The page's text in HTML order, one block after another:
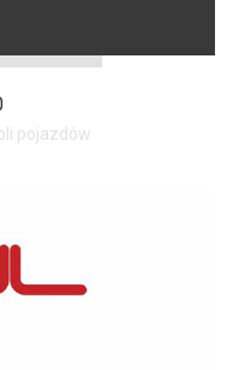
pojazdów